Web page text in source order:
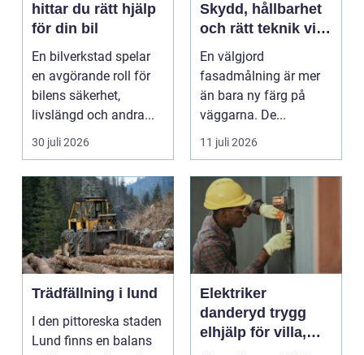
hittar du rätt hjälp
för din bil
En bilverkstad spelar
en avgörande roll för
bilens säkerhet,
livslängd och andra...
30 juli 2026
Skydd, hållbarhet
och rätt teknik vid
fasadmålning
En välgjord
fasadmålning är mer
än bara ny färg på
väggarna. De...
11 juli 2026
Trädfällning i lund
I den pittoreska staden
Lund finns en balans
Elektriker
danderyd trygg
elhjälp för villa,